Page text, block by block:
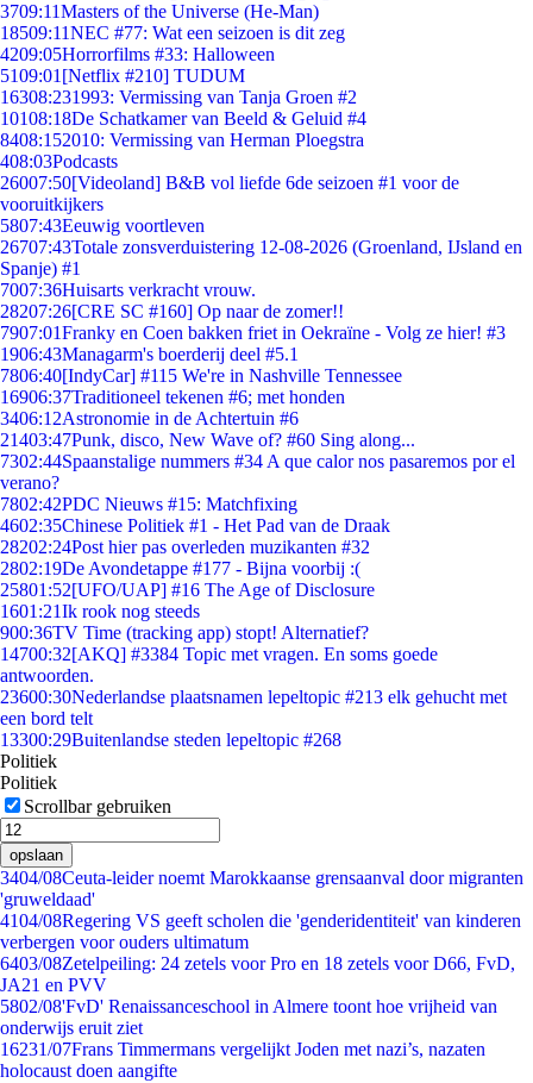
3709:11Masters of the Universe (He-Man)
18509:11NEC #77: Wat een seizoen is dit zeg
4209:05Horrorfilms #33: Halloween
5109:01 [Netflix #210] TUDUM
16308:231993: Vermissing van Tanja Groen #2
10108:18De Schatkamer van Beeld & Geluid #4
8408:152010: Vermissing van Herman Ploegstra
408:03Podcasts
26007:50[Videoland] B&B vol liefde 6de seizoen #1 voor de
vooruitkijkers
5807:43Eeuwig voortleven
26707:43Totale zonsverduistering 12-08-2026 (Groenland, IJsland en
Spanje) #1
7007:36Huisarts verkracht vrouw.
28207:26[CRE SC #160] Op naar de zomer!!
7907:01Franky en Coen bakken friet in Oekraïne - Volg ze hier! #3
1906:43Managarm's boerderij deel #5.1
7806:40[IndyCar] #115 We're in Nashville Tennessee
16906:37Traditioneel tekenen #6; met honden
3406:12Astronomie in de Achtertuin #6
21403:47Punk, disco, New Wave of? #60 Sing along...
7302:44Spaanstalige nummers #34 A que calor nos pasaremos por el
verano?
7802:42PDC Nieuws #15: Matchfixing
4602:35Chinese Politiek #1 - Het Pad van de Draak
28202:24Post hier pas overleden muzikanten #32
2802:19De Avondetappe #177 - Bijna voorbij :(
25801:52[UFO/UAP] #16 The Age of Disclosure
1601:21Ik rook nog steeds
900:36TV Time (tracking app) stopt! Alternatief?
14700:32[AKQ] #3384 Topic met vragen. En soms goede
antwoorden.
23600:30Nederlandse plaatsnamen lepeltopic #213 elk gehucht met
een bord telt
13300:29Buitenlandse steden lepeltopic #268
Politiek
Politiek
Scrollbar gebruiken
opslaan
3404/08Ceuta-leider noemt Marokkaanse grensaanval door migranten
'gruweldaad'
4104/08Regering VS geeft scholen die 'genderidentiteit' van kinderen
verbergen voor ouders ultimatum
6403/08Zetelpeiling: 24 zetels voor Pro en 18 zetels voor D66, FvD,
JA21 en PVV
5802/08'FvD' Renaissanceschool in Almere toont hoe vrijheid van
onderwijs eruit ziet
16231/07Frans Timmermans vergelijkt Joden met nazi’s, nazaten
holocaust doen aangifte